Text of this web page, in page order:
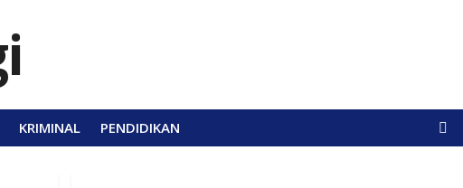
KRIMINAL PENDIDIKAN